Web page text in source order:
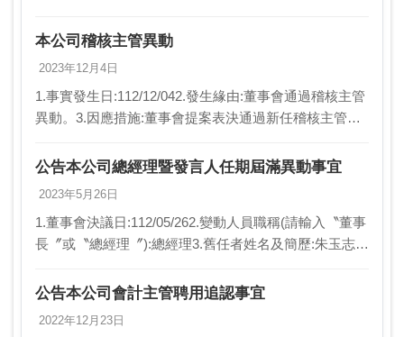
董事改派代表人,暨同任期…
本公司稽核主管異動
2023年12月4日
1.事實發生日:112/12/042.發生緣由:董事會通過稽核主管
異動。3.因應措施:董事會提案表決通過新任稽核主管張
公告本公司總經理暨發言人任期屆滿異動事宜
2023年5月26日
1.董事會決議日:112/05/262.變動人員職稱(請輸入〝董事
長〞或〝總經理〞):總經理3.舊任者姓名及簡歷:朱玉志
桃天然氣公司副總經理)…
公告本公司會計主管聘用追認事宜
2022年12月23日